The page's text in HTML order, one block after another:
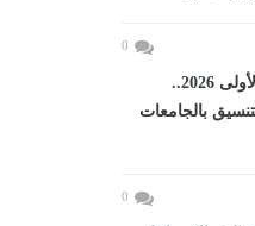
0
تنسيق المرحلة الأولى 2026..
بالجامعات
0